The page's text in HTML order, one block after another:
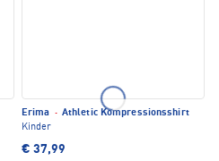
Erima · Athletic Kompressionsshirt
Kinder
€ 37,99